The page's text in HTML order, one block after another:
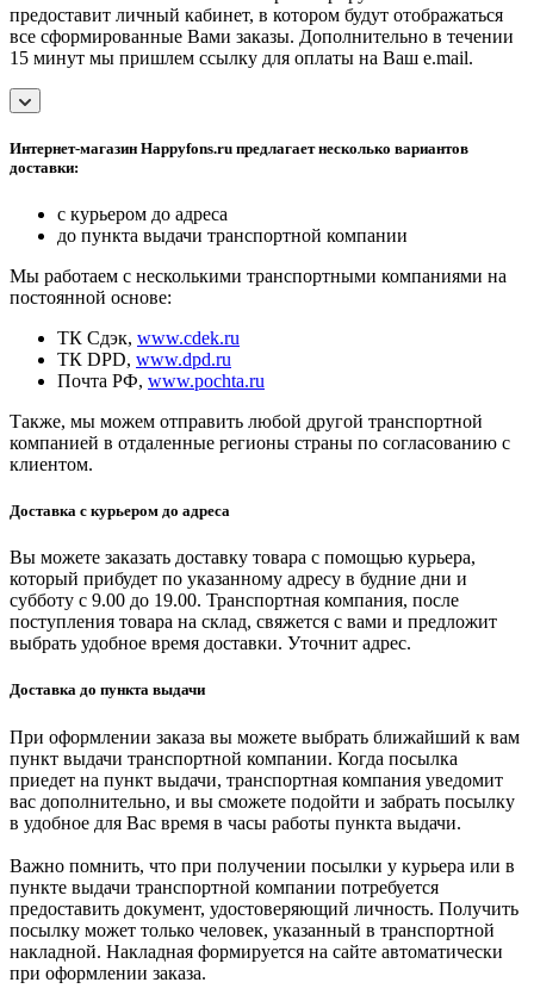
предоставит личный кабинет, в котором будут отображаться
все сформированные Вами заказы. Дополнительно в течении
15 минут мы пришлем ссылку для оплаты на Ваш e.mail.
Интернет-магазин Happyfons.ru предлагает несколько вариантов
доставки:
с курьером до адреса
до пункта выдачи транспортной компании
Мы работаем с несколькими транспортными компаниями на
постоянной основе:
ТК Сдэк, www.cdek.ru
ТК DPD, www.dpd.ru
Почта РФ, www.pochta.ru
Также, мы можем отправить любой другой транспортной
компанией в отдаленные регионы страны по согласованию с
клиентом.
Доставка с курьером до адреса
Вы можете заказать доставку товара с помощью курьера,
который прибудет по указанному адресу в будние дни и
субботу с 9.00 до 19.00. Транспортная компания, после
поступления товара на склад, свяжется с вами и предложит
выбрать удобное время доставки. Уточнит адрес.
Доставка до пункта выдачи
При оформлении заказа вы можете выбрать ближайший к вам
пункт выдачи транспортной компании. Когда посылка
приедет на пункт выдачи, транспортная компания уведомит
вас дополнительно, и вы сможете подойти и забрать посылку
в удобное для Вас время в часы работы пункта выдачи.
Важно помнить, что при получении посылки у курьера или в
пункте выдачи транспортной компании потребуется
предоставить документ, удостоверяющий личность. Получить
посылку может только человек, указанный в транспортной
накладной. Накладная формируется на сайте автоматически
при оформлении заказа.